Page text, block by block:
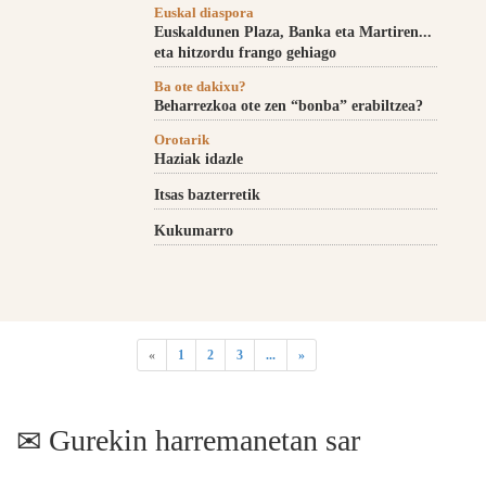
Euskal diaspora
Euskaldunen Plaza, Banka eta Martiren...
eta hitzordu frango gehiago
Ba ote dakixu?
Beharrezkoa ote zen “bonba” erabiltzea?
Orotarik
Haziak idazle
Itsas bazterretik
Kukumarro
« 1 2 3 ... »
Gurekin harremanetan sar